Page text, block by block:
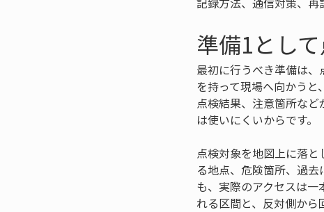
準備1とし
最初に行うべき準備は
を持って現場へ向かう
点検結果、注意箇所な
は使いにくいからです。
点検対象を地図上に落
る地点、危険箇所、過
も、実際のアクセスは
れる区間と、反対側から